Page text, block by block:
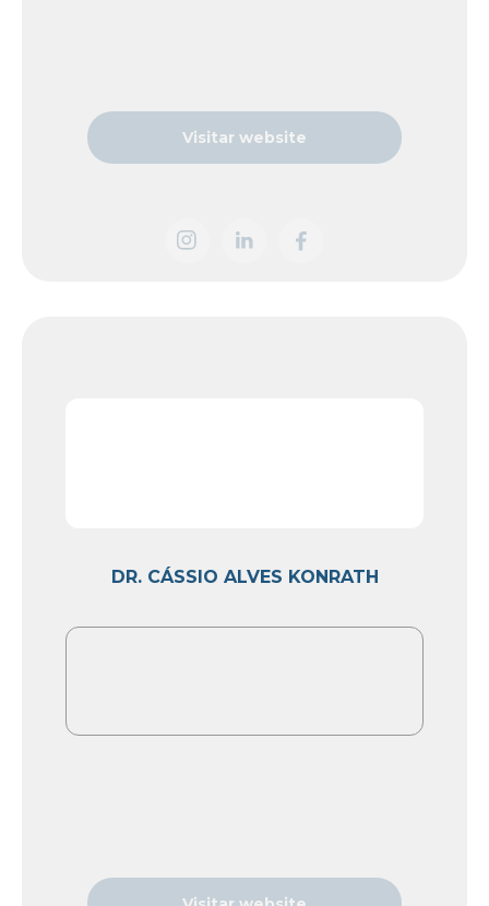
Visitar website
DR. CÁSSIO ALVES KONRATH